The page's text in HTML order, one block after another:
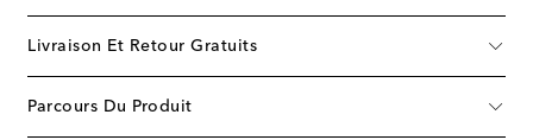
Livraison Et Retour Gratuits
Parcours Du Produit